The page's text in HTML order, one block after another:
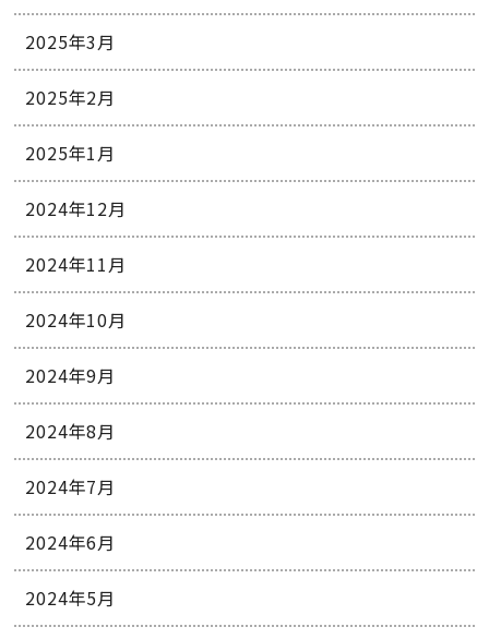
2025年3月
2025年2月
2025年1月
2024年12月
2024年11月
2024年10月
2024年9月
2024年8月
2024年7月
2024年6月
2024年5月